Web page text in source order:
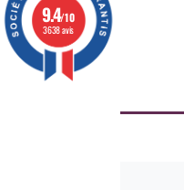
9.4/10
3638 avis